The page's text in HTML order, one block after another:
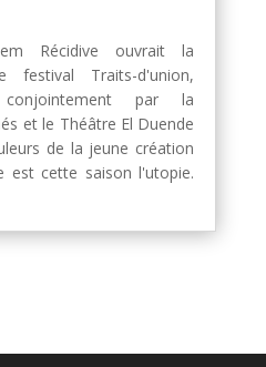
Récidive ouvrait la
festival Traits-d'union,
par la
et le Théâtre El Duende
de la jeune création
est cette saison l'utopie.